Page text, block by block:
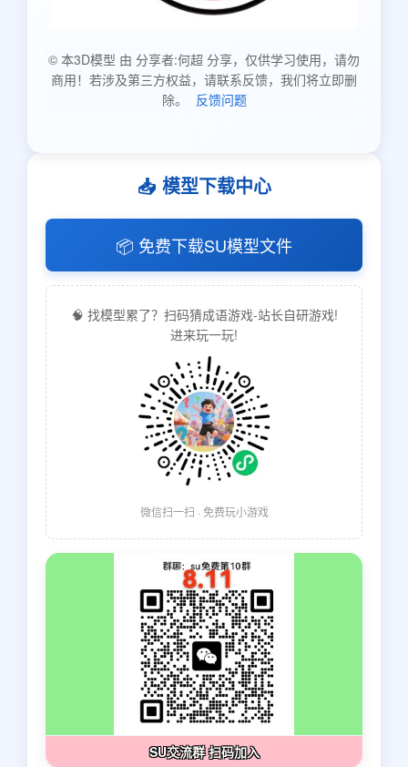
© 本3D模型 由 分享者:何超 分享，仅供学习使用，请勿
商用！若涉及第三方权益，请联系反馈，我们将立即删
除。
反馈问题
📥 模型下载中心
📦 免费下载SU模型文件
🧠 找模型累了？扫码猜成语游戏-站长自研游戏!
进来玩一玩!
微信扫一扫 · 免费玩小游戏
SU交流群 扫码加入